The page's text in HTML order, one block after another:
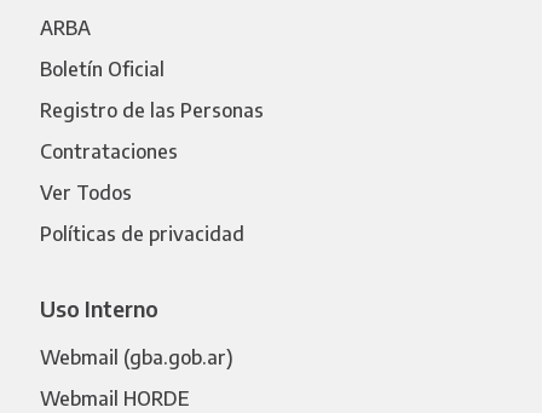
ARBA
Boletín Oficial
Registro de las Personas
Contrataciones
Ver Todos
Políticas de privacidad
Uso Interno
Webmail (gba.gob.ar)
Webmail HORDE